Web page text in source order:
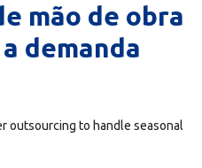
mão de obra
demanda